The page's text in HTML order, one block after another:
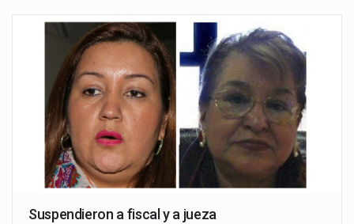
Suspendieron a fiscal y a jueza